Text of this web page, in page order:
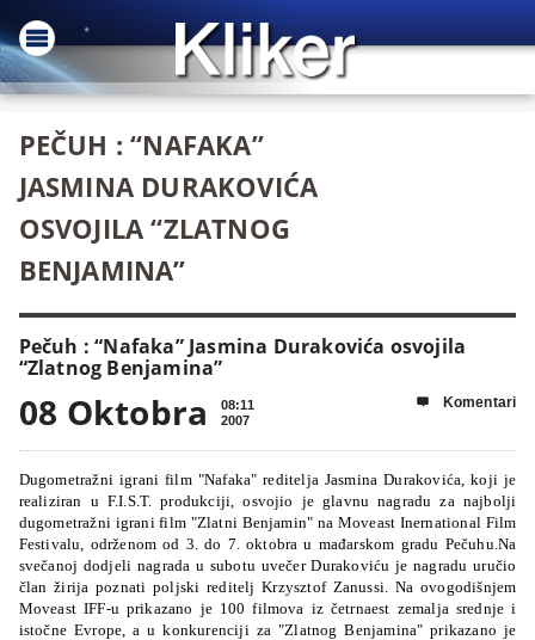
PEČUH : “NAFAKA”
JASMINA DURAKOVIĆA
OSVOJILA “ZLATNOG
BENJAMINA”
Pečuh : “Nafaka” Jasmina Durakovića osvojila
“Zlatnog Benjamina”
08 Oktobra
08:11
2007
 Komentari
Dugometražni igrani film "Nafaka" reditelja Jasmina Durakovića, koji je
realiziran u F.I.S.T. produkciji, osvojio je glavnu nagradu za najbolji
dugometražni igrani film "Zlatni Benjamin" na Moveast Inernational Film
Festivalu, održenom od 3. do 7. oktobra u mađarskom gradu Pečuhu.Na
svečanoj dodjeli nagrada u subotu uvečer Durakoviću je nagradu uručio
član žirija poznati poljski reditelj Krzysztof Zanussi. Na ovogodišnjem
Moveast IFF-u prikazano je 100 filmova iz četrnaest zemalja srednje i
istočne Evrope, a u konkurenciji za "Zlatnog Benjamina" prikazano je